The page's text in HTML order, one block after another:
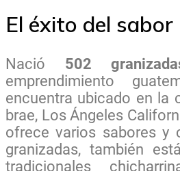
El éxito del sabor
Nació 502
emprendimiento
encuentra ubicado en la
brae, Los Ángeles
ofrece varios sabores y
granizadas, también
tradicionales